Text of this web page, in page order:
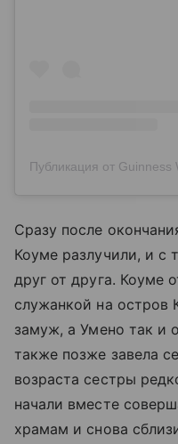
Сразу после
Коуме разлучили, и с
друг от друга. Коуме
служанкой на остров
замуж, а Умено так и
также позже завела
возраста сестры
начали вместе
храмам и снова